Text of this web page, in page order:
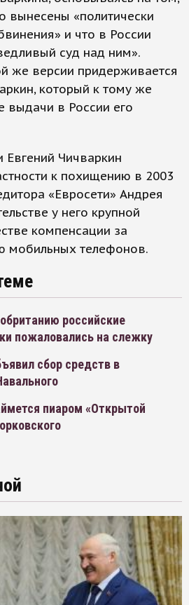
вынесены «политически
и что в России
суд над ним».
же версии придерживается
который к тому же
выдачи в России его
Чичваркин
к похищению в 2003
«Евросети» Андрея
у него крупной
компенсации за
мобильных телефонов.
российские
пожаловались на слежку
сбор средств в
пиаром «Открытой